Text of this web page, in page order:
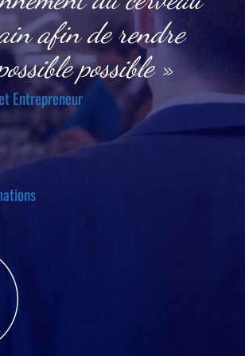
afin de rendre
possible »
Entrepreneur